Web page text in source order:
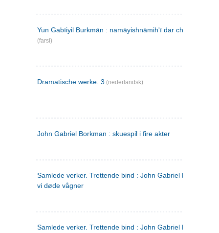
Yun Gabīiyil Burkmān : namāyishnāmihʹī dar chahār pardih
(farsi)
Dramatische werke. 3 (nederlandsk)
John Gabriel Borkman : skuespil i fire akter
Samlede verker. Trettende bind : John Gabriel Borkman ;
vi døde vågner
Samlede verker. Trettende bind : John Gabriel Borkman ;